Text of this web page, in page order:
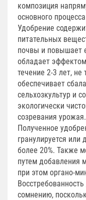
композиция
основного
Удобрение
питательных
почвы и повышает
обладает
течение 2-3 лет, не
обеспечивает
сельхозкультур и
экологически
созревания урожая.
Полученное
гранулируется или
более 20%. Также
путем добавления
при этом органо-
сомнению,